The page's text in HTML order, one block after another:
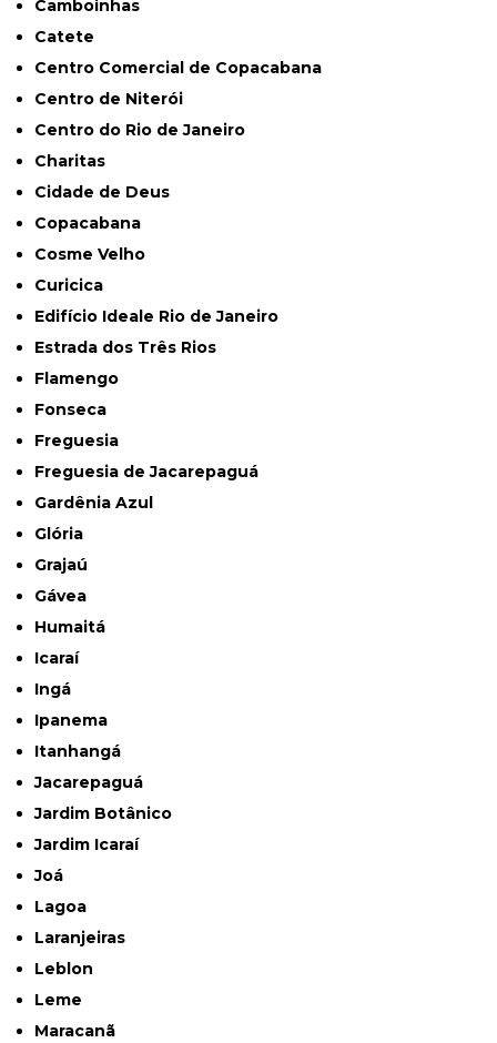
Camboinhas
Catete
Centro Comercial de Copacabana
Centro de Niterói
Centro do Rio de Janeiro
Charitas
Cidade de Deus
Copacabana
Cosme Velho
Curicica
Edifício Ideale Rio de Janeiro
Estrada dos Três Rios
Flamengo
Fonseca
Freguesia
Freguesia de Jacarepaguá
Gardênia Azul
Glória
Grajaú
Gávea
Humaitá
Icaraí
Ingá
Ipanema
Itanhangá
Jacarepaguá
Jardim Botânico
Jardim Icaraí
Joá
Lagoa
Laranjeiras
Leblon
Leme
Maracanã